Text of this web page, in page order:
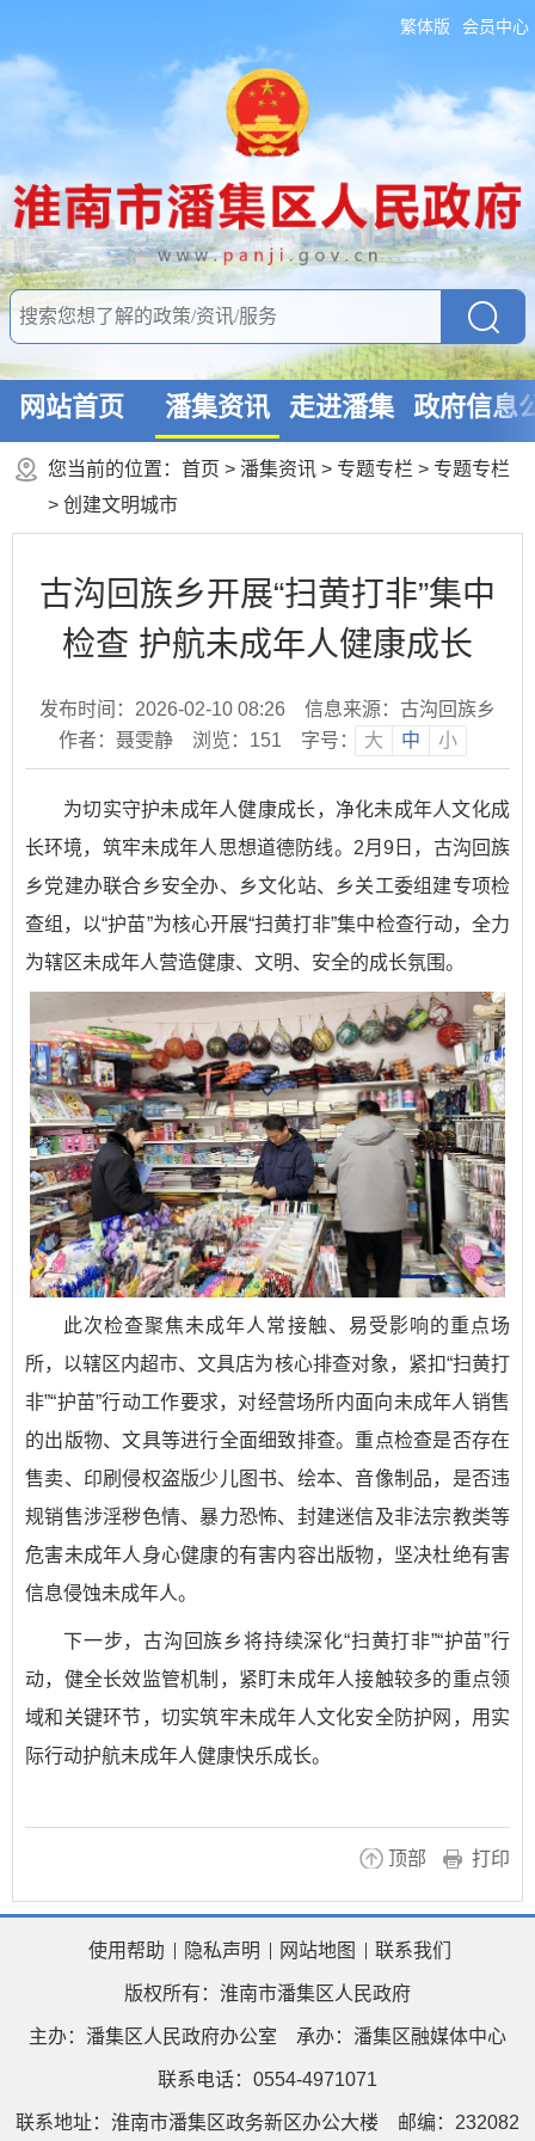
繁体版 会员中心
网站首页 潘集资讯 走进潘集 政府信息
您当前的位置： 首页 > 潘集资讯 > 专题专栏 > 专题专栏
> 创建文明城市
古沟回族乡开展“扫黄打非”集中
检查 护航未成年人健康成长
发布时间：2026-02-10 08:26
信息来源：古沟回族乡
作者：聂雯静
浏览： 151 字号： 大 中 小
为切实守护未成年人健康成长，净化未成年人文化成
长环境，筑牢未成年人思想道德防线。2月9日，古沟回族
乡党建办联合乡安全办、乡文化站、乡关工委组建专项检
查组，以“护苗”为核心开展“扫黄打非”集中检查行动，全力
为辖区未成年人营造健康、文明、安全的成长氛围。
此次检查聚焦未成年人常接触、易受影响的重点场
所，以辖区内超市、文具店为核心排查对象，紧扣“扫黄打
非”“护苗”行动工作要求，对经营场所内面向未成年人销售
的出版物、文具等进行全面细致排查。重点检查是否存在
售卖、印刷侵权盗版少儿图书、绘本、音像制品，是否违
规销售涉淫秽色情、暴力恐怖、封建迷信及非法宗教类等
危害未成年人身心健康的有害内容出版物，坚决杜绝有害
信息侵蚀未成年人。
下一步，古沟回族乡将持续深化“扫黄打非”“护苗”行
动，健全长效监管机制，紧盯未成年人接触较多的重点领
域和关键环节，切实筑牢未成年人文化安全防护网，用实
际行动护航未成年人健康快乐成长。
顶部 打印
使用帮助 隐私声明 网站地图 联系我们
版权所有：淮南市潘集区人民政府
主办：潘集区人民政府办公室 承办：潘集区融媒体中心
联系电话：0554-4971071
联系地址：淮南市潘集区政务新区办公大楼 邮编：232082